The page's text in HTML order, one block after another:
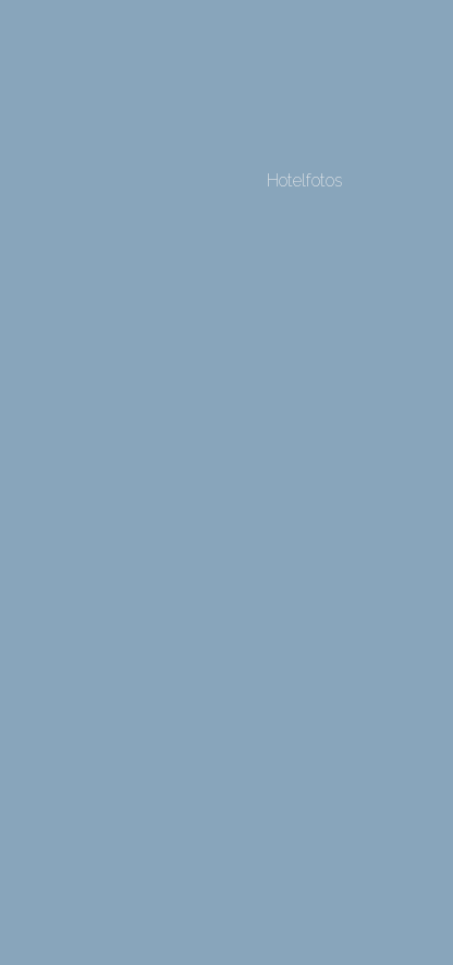
Hotelfotos